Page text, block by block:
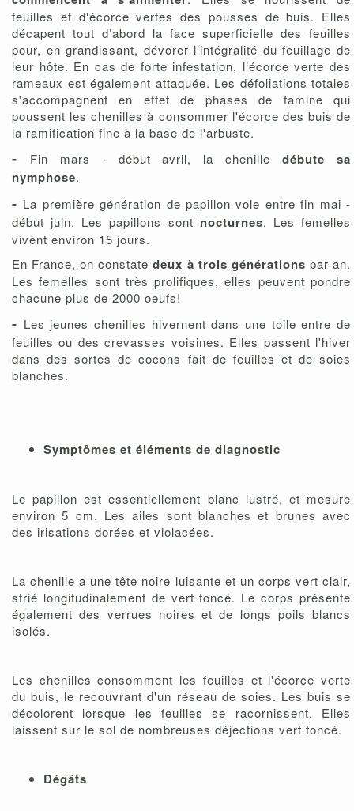
feuilles et d'écorce vertes des pousses de buis. Elles
décapent tout d’abord la face superficielle des feuilles
pour, en grandissant, dévorer l’intégralité du feuillage de
leur hôte. En cas de forte infestation, l’écorce verte des
rameaux est également attaquée. Les défoliations totales
s'accompagnent en effet de phases de famine qui
poussent les chenilles à consommer l'écorce des buis de
la ramification fine à la base de l'arbuste.
- Fin mars - début avril, la chenilledébute sa
nymphose.
- La première génération de papillon vole entre fin mai -
début juin. Les papillons sont nocturnes. Les femelles
vivent environ 15 jours.
En France, on constatedeux à trois générations par an.
Les femelles sont très prolifiques, elles peuvent pondre
chacune plus de 2000 oeufs!
- Les jeunes chenilles hivernent dans une toile entre de
feuilles ou des crevasses voisines. Elles passent l'hiver
dans des sortes de cocons fait de feuilles et de soies
blanches.
Symptômes et éléments de diagnostic
Le papillon est essentiellement blanc lustré, et mesure
environ 5 cm. Les ailes sont blanches et brunes avec
des irisations dorées et violacées.
La chenille a une tête noire luisante et un corps vert clair,
strié longitudinalement de vert foncé. Le corps présente
également des verrues noires et de longs poils blancs
isolés.
Les chenilles consomment les feuilles et l'écorce verte
du buis, le recouvrant d'un réseau de soies. Les buis se
décolorent lorsque les feuilles se racornissent. Elles
laissent sur le sol de nombreuses déjections vert foncé.
Dégâts